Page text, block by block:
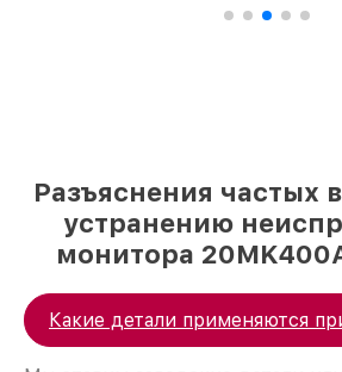
Разъяснения частых
устранению
монитора
Какие детали применяются